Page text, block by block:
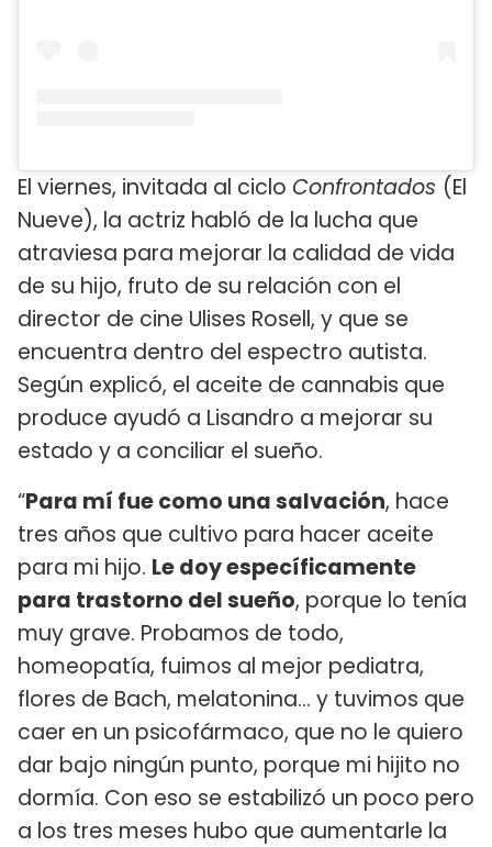
El viernes, invitada al ciclo Confrontados (El
Nueve), la actriz habló de la lucha que
atraviesa para mejorar la calidad de vida
de su hijo, fruto de su relación con el
director de cine Ulises Rosell, y que se
encuentra dentro del espectro autista.
Según explicó, el aceite de cannabis que
produce ayudó a Lisandro a mejorar su
estado y a conciliar el sueño.
“Para mí fue como una salvación, hace
tres años que cultivo para hacer aceite
para mi hijo. Le doy específicamente
para trastorno del sueño, porque lo tenía
muy grave. Probamos de todo,
homeopatía, fuimos al mejor pediatra,
flores de Bach, melatonina… y tuvimos que
caer en un psicofármaco, que no le quiero
dar bajo ningún punto, porque mi hijito no
dormía. Con eso se estabilizó un poco pero
a los tres meses hubo que aumentarle la